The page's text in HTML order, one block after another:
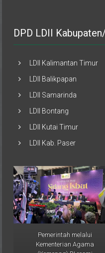
LDII Samarinda
LDII Kutai Timur
Pemerintah melalui
Kementerian Agama
(Kemenag) RI resmi